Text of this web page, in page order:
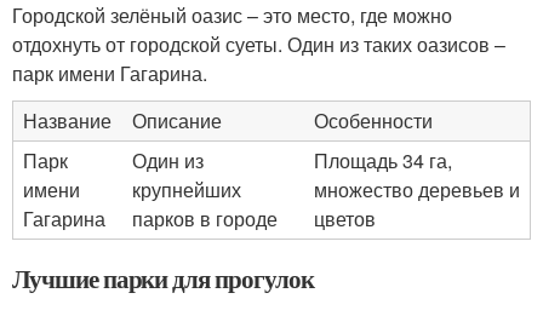
Городской зелёный оазис – это место, где можно
отдохнуть от городской суеты. Один из таких оазисов –
парк имени Гагарина.
Название
Описание
Особенности
Парк
имени
Гагарина
Один из
крупнейших
парков в городе
Площадь 34 га,
множество деревьев и
цветов
Лучшие парки для прогулок